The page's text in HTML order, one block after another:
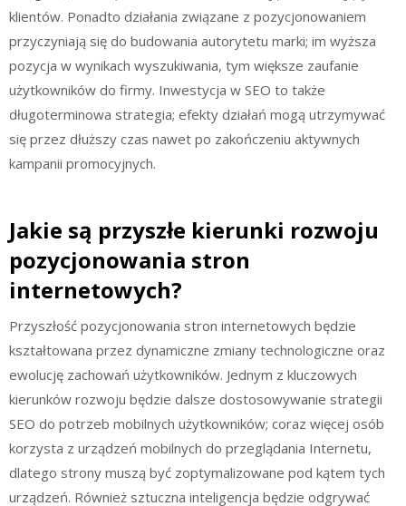
klientów. Ponadto działania związane z pozycjonowaniem
przyczyniają się do budowania autorytetu marki; im wyższa
pozycja w wynikach wyszukiwania, tym większe zaufanie
użytkowników do firmy. Inwestycja w SEO to także
długoterminowa strategia; efekty działań mogą utrzymywać
się przez dłuższy czas nawet po zakończeniu aktywnych
kampanii promocyjnych.
Jakie są przyszłe kierunki rozwoju
pozycjonowania stron
internetowych?
Przyszłość pozycjonowania stron internetowych będzie
kształtowana przez dynamiczne zmiany technologiczne oraz
ewolucję zachowań użytkowników. Jednym z kluczowych
kierunków rozwoju będzie dalsze dostosowywanie strategii
SEO do potrzeb mobilnych użytkowników; coraz więcej osób
korzysta z urządzeń mobilnych do przeglądania Internetu,
dlatego strony muszą być zoptymalizowane pod kątem tych
urządzeń. Również sztuczna inteligencja będzie odgrywać